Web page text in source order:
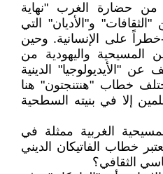
من حضارة الغرب "نهاية
و"الأديان" التي
على الإنسانية. وحين
المسيحية واليهودية من
"الأيديولوجيا" الدينية
خطاب "هنتنجتون" هنا
إلا في بنيته السطحية
الغربية ممثلة في
خطاب الفاتيكان الديني
الثقافي؟